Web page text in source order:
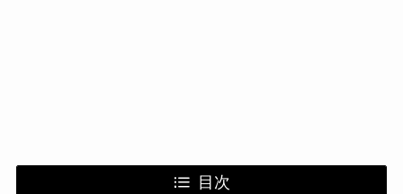
目次